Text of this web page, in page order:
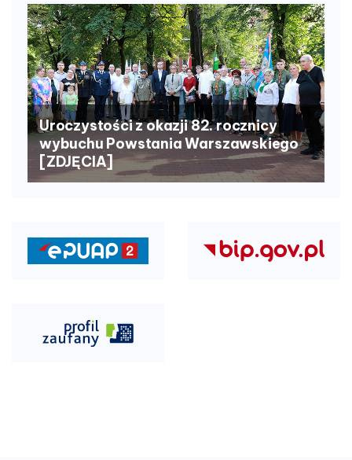
Uroczystości z okazji 82. rocznicy
wybuchu Powstania Warszawskiego
[ZDJĘCIA]